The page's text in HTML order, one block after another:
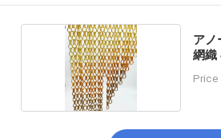
アノ
網織
Price